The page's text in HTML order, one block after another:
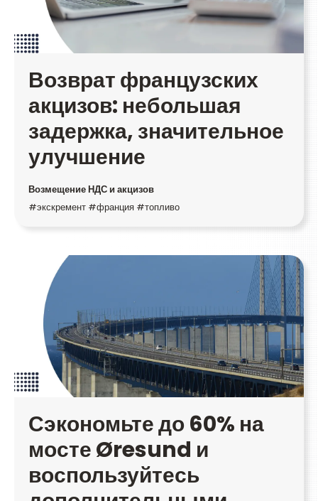
Возврат французских
акцизов: небольшая
задержка, значительное
улучшение
Возмещение НДС и акцизов
#экскремент #франция #топливо
Сэкономьте до 60% на
мосте Øresund и
воспользуйтесь